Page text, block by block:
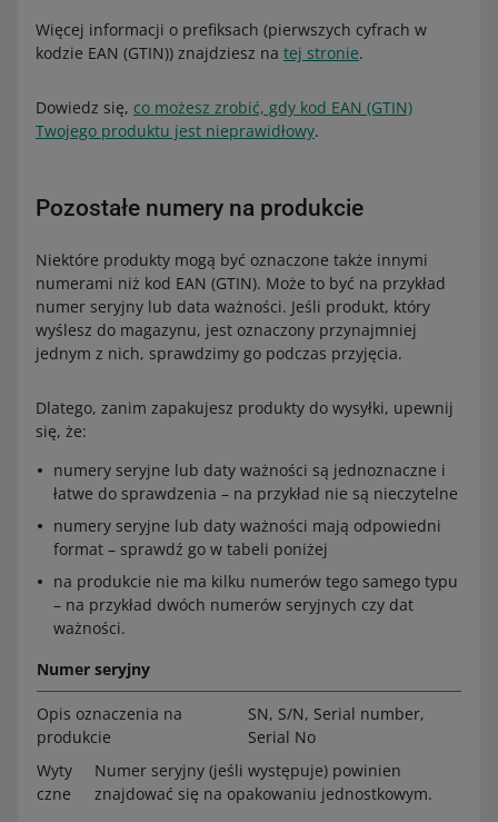
zawierających baterie znajdziesz w Umowie ADR
(znajdziesz ją natej stroniew sekcji Przepisy Umowy
Więcej informacji o prefiksach (pierwszych cyfrach w
kodzie EAN (GTIN)) znajdziesz na tej stronie.
Dowiedz się, co możesz zrobić, gdy kod EAN (GTIN)
Twojego produktu jest nieprawidłowy.
Pozostałe numery na produkcie
Niektóre produkty mogą być oznaczone także innymi
numerami niż kod EAN (GTIN). Może to być na przykład
numer seryjny lub data ważności. Jeśli produkt, który
wyślesz do magazynu, jest oznaczony przynajmniej
jednym z nich, sprawdzimy go podczas przyjęcia.
Dlatego, zanim zapakujesz produkty do wysyłki, upewnij
się, że:
numery seryjne lub daty ważności są jednoznaczne i
łatwe do sprawdzenia – na przykład nie są nieczytelne
numery seryjne lub daty ważności mają odpowiedni
format – sprawdź go w tabeli poniżej
na produkcie nie ma kilku numerów tego samego typu
– na przykład dwóch numerów seryjnych czy dat
ważności.
Numer seryjny
Opis oznaczenia na
produkcie
SN, S/N, Serial number,
Serial No
Wyty
czne
Numer seryjny (jeśli występuje) powinien
znajdować się na opakowaniu jednostkowym.